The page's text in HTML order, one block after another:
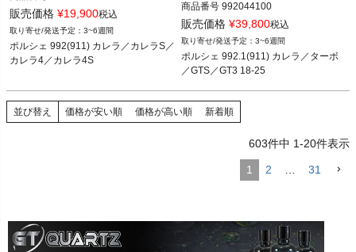
ポルシェ 992(911) カレラ／カレラS／
カレラ4／カレラ4S 18-25
販売価格 ¥19,900税込
3~6週間
ポルシェ 992(911) カレラ／カレラS／
カレラ4／カレラ4S
商品番号 992044100
ポルシェ 992(911) カレラ／カレラS／
カレラ4／カレラ4S／ターボ／ターボ
S／GTS／GT3 18-25
販売価格 ¥39,800税込
3~6週間
ポルシェ 992.1(911) カレラ／ターボ
／GTS／GT3 18-25
並び替え 価格が安い順 価格が高い順 新着順
603件中 1-20件表示
1 2 … 31